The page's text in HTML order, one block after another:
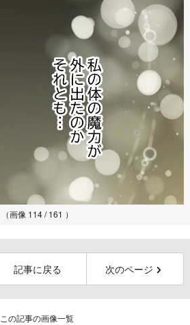
（画像 114 / 161 ）
記事に戻る 次のページ
この記事の画像一覧